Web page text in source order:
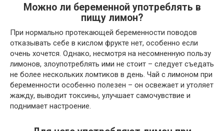
Можно ли беременной употреблять в
пищу лимон?
При нормально протекающей беременности поводов
отказывать себе в кислом фрукте нет, особенно если
очень хочется. Однако, несмотря на несомненную пользу
лимонов, злоупотреблять ими не стоит – следует съедать
не более нескольких ломтиков в день. Чай с лимоном при
беременности особенно полезен – он освежает и утоляет
жажду, выводит токсины, улучшает самочувствие и
поднимает настроение.